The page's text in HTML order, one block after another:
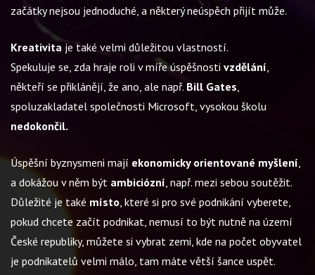
začátky nejsou jednoduché, a některý neúspěch přijít může.
Kreativita je také velmi důležitou vlastností.
Spekuluje se, zda hraje roli v míře úspěšnosti vzdělání,
někteří se přiklánějí, že ano, ale např. Bill Gates,
spoluzakladatel společnosti Microsoft, vysokou školu
nedokončil.
Úspěšní byznysmeni mají ekonomicky orientované myšlení,
a dokážou v něm být ambiciózní, např. mezi sebou soutěžit.
Důležité je také místo, které si pro své podnikání vyberete,
pokud chcete začít podnikat, nemusí to být nutně na území
České republiky, můžete si vybrat zemi, kde na počet obyvatel
je podnikatelů velmi málo, tam máte větší šance uspět.